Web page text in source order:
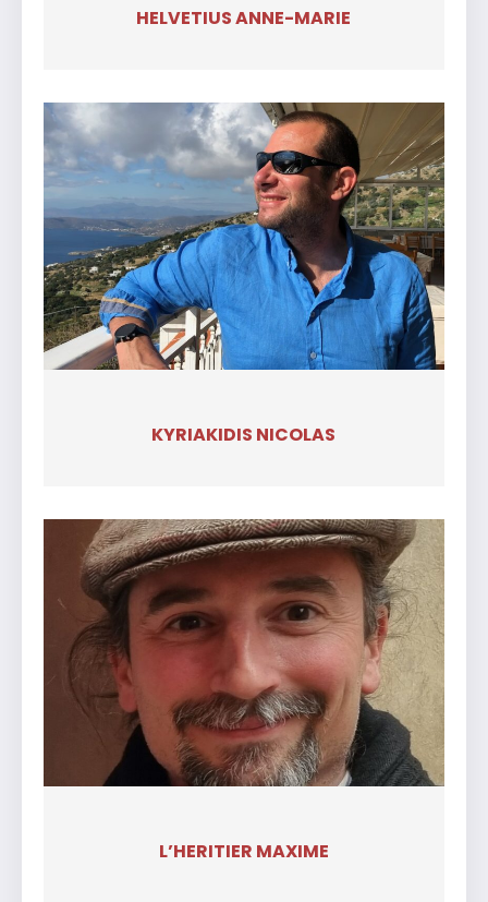
HELVETIUS ANNE-MARIE
KYRIAKIDIS NICOLAS
L’HERITIER MAXIME